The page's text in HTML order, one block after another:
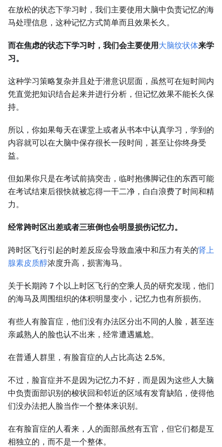
在放松的状态下学习时，我们主要使用大脑中负责记忆的海
马处理信息，这种记忆方式简单而且效果长久。
而在焦虑的状态下学习时，我们会主要使用 大脑纹状体来学
习。
这种学习策略复杂并且处于潜意识层面，虽然可在短时间内
凭直觉把知识结合起来并进行分析，但记忆效果不能长久保
持。
所以，你如果每天在课堂上或者从书本中认真学习，学到的
内容就可以在大脑中保存很长一段时间，甚至让你终身受
益。
但如果你只是在考试前搞突击，临时抱佛脚记住的东西可能
在考试结束后很快就被忘得一干二净，白白浪费了时间和精
力。
经常跨时区出差或者三班倒也会明显损伤记忆力。
跨时区飞行引起的时差反应会导致血液中和压力有关的肾上
腺素皮质醇浓度升高，损害海马。
关于长期跨 7 个以上时区飞行的空乘人员的研究发现，他们
的海马及周围组织的体积明显变小，记忆力也有所损伤。
有些人有脸盲症，他们没有办法区分出不同的人脸，甚至连
亲戚熟人的脸也认不出来，经常遭遇尴尬。
在普通人群里，有脸盲症的人占比高达 2.5%。
不过，脸盲症并不是因为记忆力不好，而是因为这些人大脑
中负责面部识别的梭状回和邻近的区域有发育缺陷，使得他
们没办法把人脸当作一个整体来识别。
在有脸盲症的人看来，人的面部虽然有五官，但它们都是互
相独立的，而不是一个整体。